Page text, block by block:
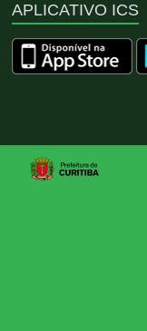
APLICATIVO ICS